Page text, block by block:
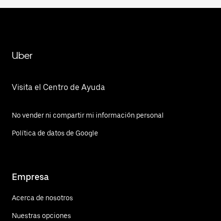
Uber
Visita el Centro de Ayuda
No vender ni compartir mi información personal
Política de datos de Google
Empresa
Acerca de nosotros
Nuestras opciones